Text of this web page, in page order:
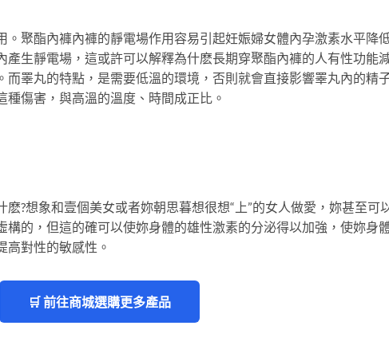
聚酯內褲內褲的靜電場作用容易引起妊娠婦女體內孕激素水平降
產生靜電場，這或許可以解釋為什麽長期穿聚酯內褲的人有性功能
而睪丸的特點，是需要低溫的環境，否則就會直接影響睪丸內的精
傷害，與高溫的溫度、時間成正比。
?想象和壹個美女或者妳朝思暮想很想“上”的女人做愛，妳甚至可
構的，但這的確可以使妳身體的雄性激素的分泌得以加強，使妳身
高對性的敏感性。
🛒 前往商城選購更多產品